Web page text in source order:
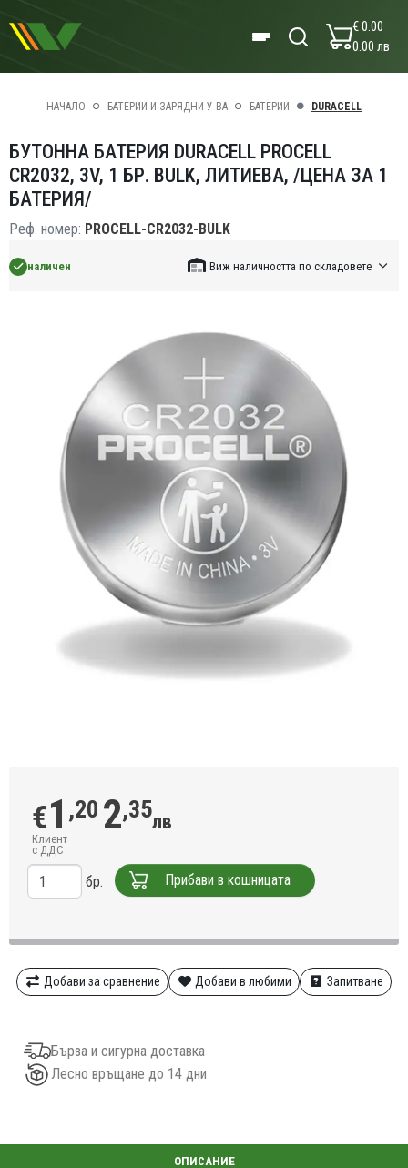
€ 0.00
0.00 лв
НАЧАЛО БАТЕРИИ И ЗАРЯДНИ У-ВА БАТЕРИИ DURACELL
БУТОННА БАТЕРИЯ DURACELL PROCELL
CR2032, 3V, 1 БР. BULK, ЛИТИЕВА, /ЦЕНА ЗА 1
БАТЕРИЯ/
Реф. номер: PROCELL-CR2032-BULK
наличен Виж наличността по складовете
€1 ,20 2,35лв
Клиент
с ДДС
бр. Прибави в кошницата
Добави за сравнение Добави в любими Запитване
Бърза и сигурна доставка
Лесно връщане до 14 дни